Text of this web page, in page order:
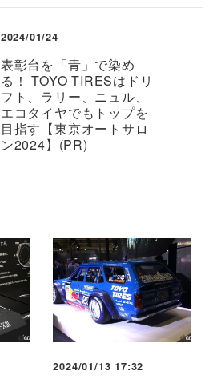
2024/01/24
表彰台を「青」で染め
る！ TOYO TIRESはドリ
フト、ラリー、ニュル、
エコタイヤでもトップを
目指す【東京オートサロ
ン2024】(PR)
2024/01/13 17:32